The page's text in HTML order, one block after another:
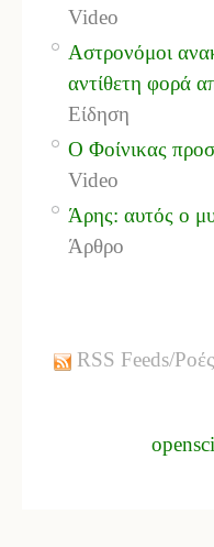
Video
Αστρονόμοι
αντίθετη φορά
Είδηση
Ο Φοίνικας
Video
Άρης: αυτός ο
Άρθρο
RSS Feeds/